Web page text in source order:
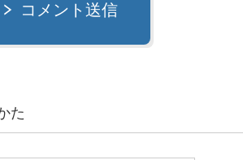
コメント送信
た